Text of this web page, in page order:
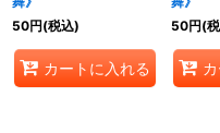
50円(税込)
カートに入れる
50円(